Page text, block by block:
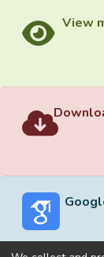
View